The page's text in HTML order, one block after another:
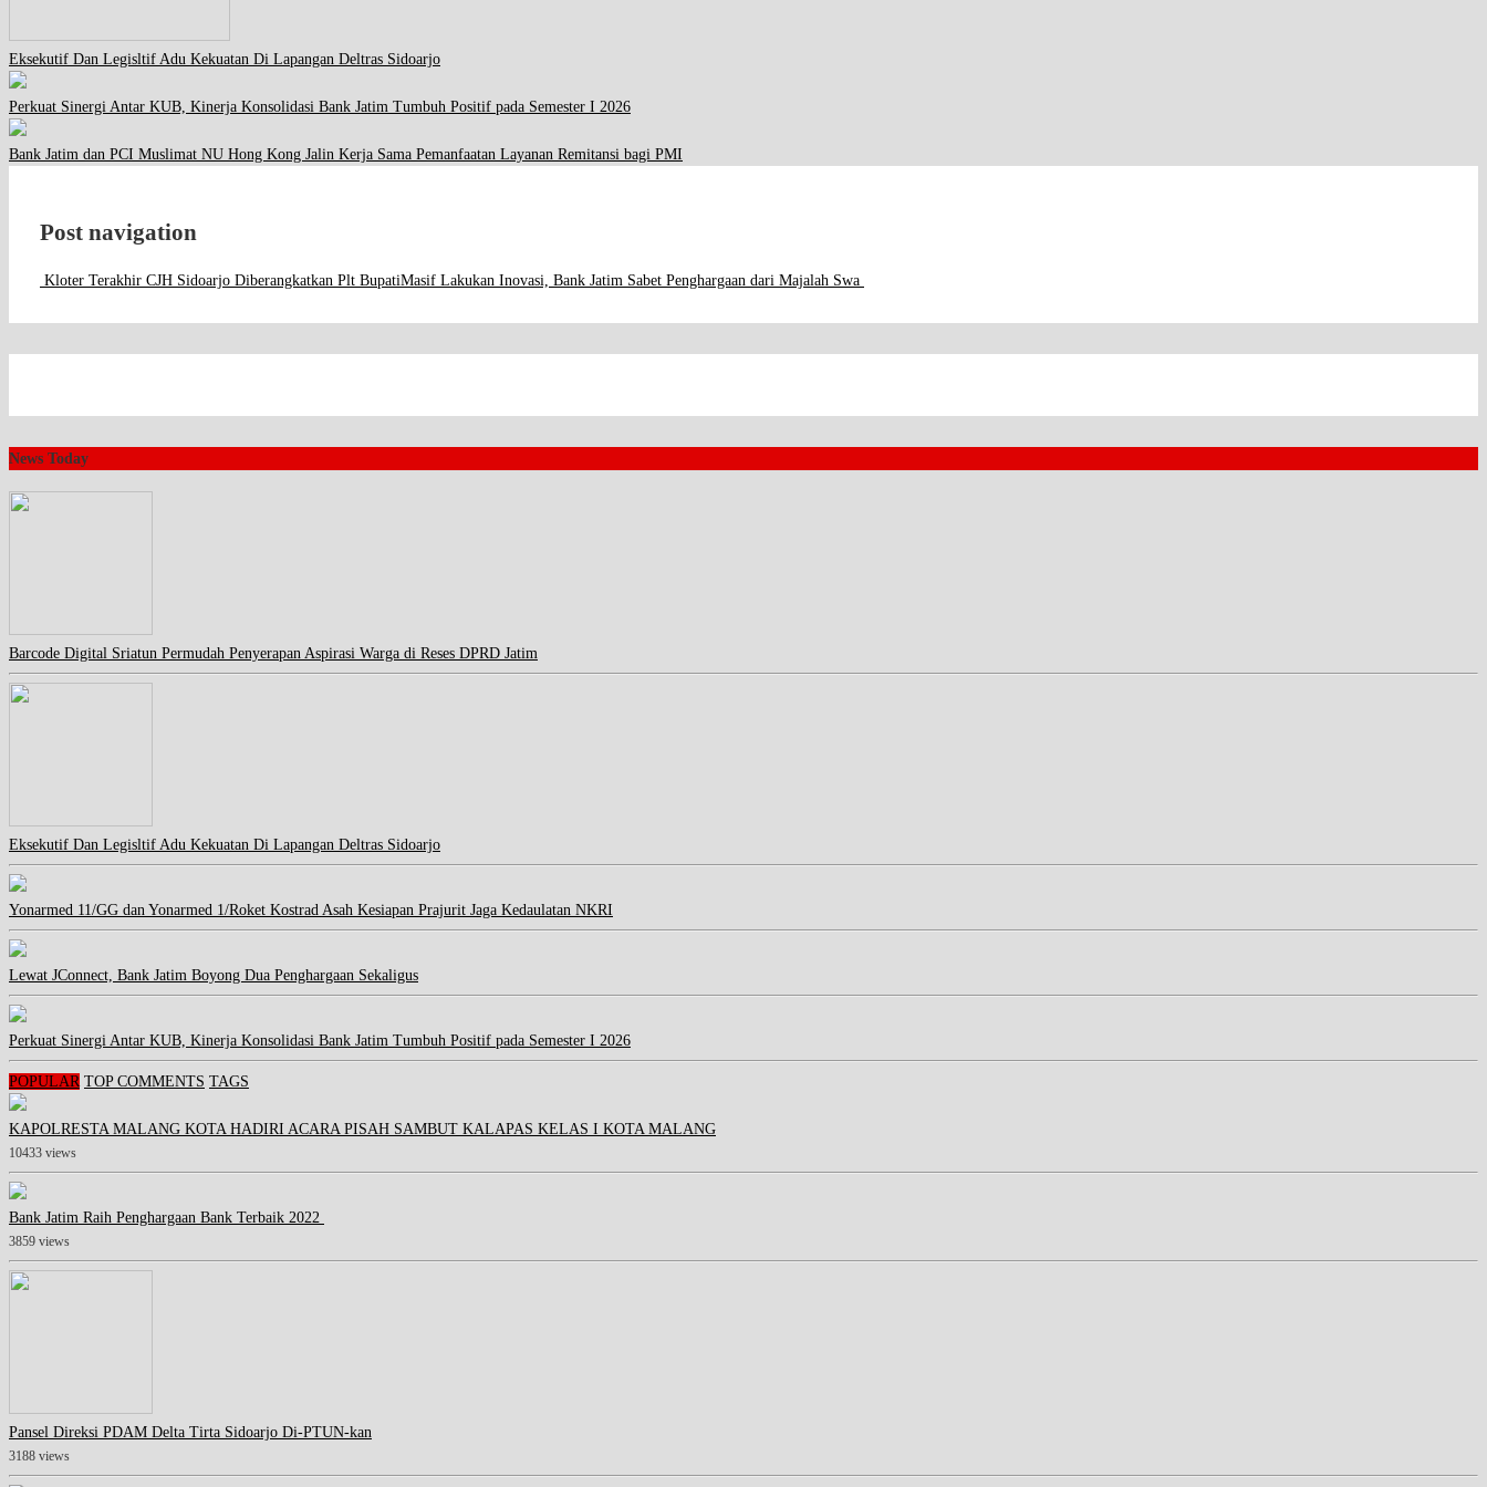
Eksekutif Dan Legisltif Adu Kekuatan Di Lapangan Deltras Sidoarjo
Perkuat Sinergi Antar KUB, Kinerja Konsolidasi Bank Jatim Tumbuh Positif pada Semester I 2026
Bank Jatim dan PCI Muslimat NU Hong Kong Jalin Kerja Sama Pemanfaatan Layanan Remitansi bagi PMI
Post navigation
Kloter Terakhir CJH Sidoarjo Diberangkatkan Plt BupatiMasif Lakukan Inovasi, Bank Jatim Sabet Penghargaan dari Majalah Swa
News Today
Barcode Digital Sriatun Permudah Penyerapan Aspirasi Warga di Reses DPRD Jatim
Eksekutif Dan Legisltif Adu Kekuatan Di Lapangan Deltras Sidoarjo
Yonarmed 11/GG dan Yonarmed 1/Roket Kostrad Asah Kesiapan Prajurit Jaga Kedaulatan NKRI
Lewat JConnect, Bank Jatim Boyong Dua Penghargaan Sekaligus
Perkuat Sinergi Antar KUB, Kinerja Konsolidasi Bank Jatim Tumbuh Positif pada Semester I 2026
POPULAR TOP COMMENTS TAGS
KAPOLRESTA MALANG KOTA HADIRI ACARA PISAH SAMBUT KALAPAS KELAS I KOTA MALANG
10433 views
Bank Jatim Raih Penghargaan Bank Terbaik 2022
3859 views
Pansel Direksi PDAM Delta Tirta Sidoarjo Di-PTUN-kan
3188 views